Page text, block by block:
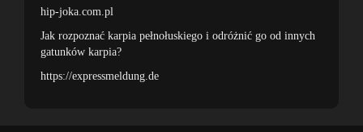
hip-joka.com.pl
Jak rozpoznać karpia pełnołuskiego i odróżnić go od innych
gatunków karpia?
https://expressmeldung.de